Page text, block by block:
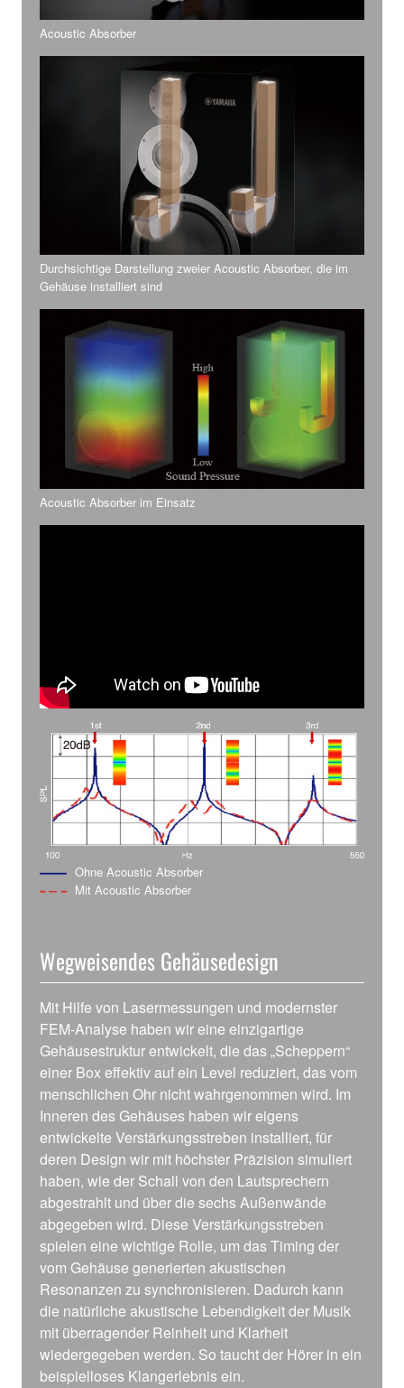
Acoustic Absorber
Durchsichtige Darstellung zweier Acoustic Absorber, die im
Gehäuse installiert sind
Acoustic Absorber im Einsatz
Ohne Acoustic Absorber
Mit Acoustic Absorber
Wegweisendes Gehäusedesign
Mit Hilfe von Lasermessungen und modernster
FEM-Analyse haben wir eine einzigartige
Gehäusestruktur entwickelt, die das „Scheppern“
einer Box effektiv auf ein Level reduziert, das vom
menschlichen Ohr nicht wahrgenommen wird. Im
Inneren des Gehäuses haben wir eigens
entwickelte Verstärkungsstreben installiert, für
deren Design wir mit höchster Präzision simuliert
haben, wie der Schall von den Lautsprechern
abgestrahlt und über die sechs Außenwände
abgegeben wird. Diese Verstärkungsstreben
spielen eine wichtige Rolle, um das Timing der
vom Gehäuse generierten akustischen
Resonanzen zu synchronisieren. Dadurch kann
die natürliche akustische Lebendigkeit der Musik
mit überragender Reinheit und Klarheit
wiedergegeben werden. So taucht der Hörer in ein
beispielloses Klangerlebnis ein.